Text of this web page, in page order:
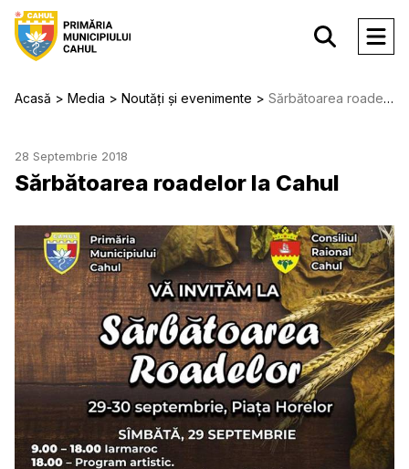
Acasă Media Noutăți și evenimente Sărbătoarea roadelor la Cahul
28 Septembrie 2018
Sărbătoarea roadelor la Cahul